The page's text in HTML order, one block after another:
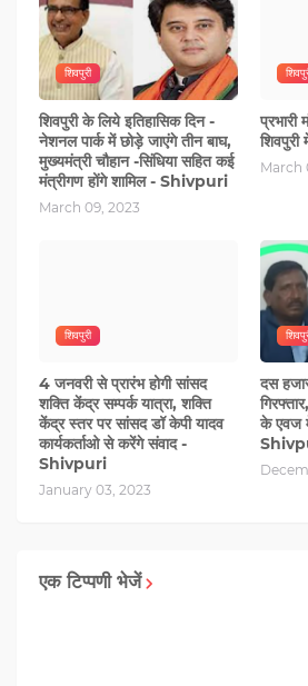
शिवपुरी
शिवपुरी के लिये इतिहासिक दिन -
नेशनल पार्क में छोड़े जाएंगे तीन बाघ,
मुख्यमंत्री चौहान -सिंधिया सहित कई
मंत्रीगण होंगे शामिल - Shivpuri
March 09, 2023
प्रभारी
शिवपुरी
March
शिवपुरी
4 जनवरी से प्रारंभ होगी सांसद
शक्ति केंद्र सम्पर्क यात्रा, शक्ति
केंद्र स्तर पर सांसद डॉ केपी यादव
कार्यकर्ताओ से करेंगे संवाद -
Shivpuri
January 03, 2023
दस
के एवज
एक टिप्पणी भेजें